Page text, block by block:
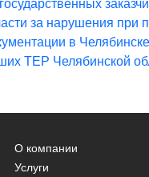
за нарушения
в
ТЕР Челябинской
О компании
Услуги